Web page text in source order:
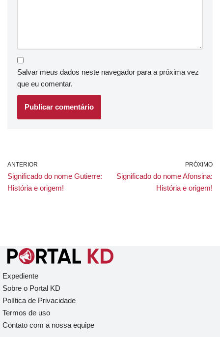
Salvar meus dados neste navegador para a próxima vez
que eu comentar.
ANTERIOR
Significado do nome Gutierre:
História e origem!
PRÓXIMO
Significado do nome Afonsina:
História e origem!
Expediente
Sobre o Portal KD
Política de Privacidade
Termos de uso
Contato com a nossa equipe